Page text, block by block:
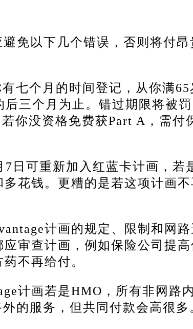
免以下几个错误，否则将付昂
七个月的时间登记，从你满65
三个月为止。 错过期限将被
若你没资格免费获Part A，需付
日可重新加入红蓝卡计画，若
花钱。 更糟的是若这项计画不
计画的规定、限制和网路
审查计画，例如保险公司提高
不再给付。
计画若是HMO，所有非网路
的服务，但共同付款会高很多